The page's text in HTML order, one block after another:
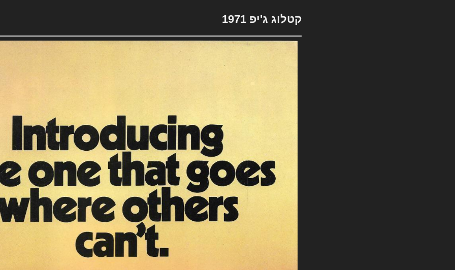
קטלוג ג'יפ 1971